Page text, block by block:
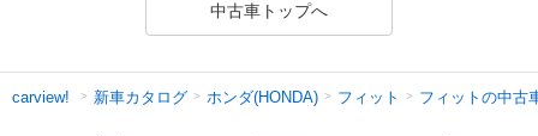
中古車トップへ
carview! 新車カタログ ホンダ(HONDA) フィット フィットの中古